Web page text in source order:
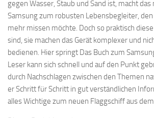
gegen Wasser, Staub und Sand ist, macht
Samsung zum robusten Lebensbegleiter,
mehr missen möchte. Doch so praktisch
sind, sie machen das Gerät komplexer und
bedienen. Hier springt Das Buch zum
Leser kann sich schnell und auf den Punkt
durch Nachschlagen zwischen den Themen
er Schritt für Schritt in gut verständlichen
alles Wichtige zum neuen Flaggschiff aus